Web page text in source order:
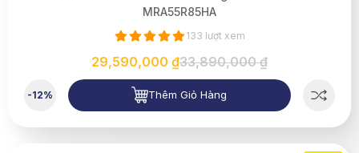
MRA55R85HA
133 lượt xem
29,590,000 ₫33,890,000 ₫
-12% Thêm Giỏ Hàng